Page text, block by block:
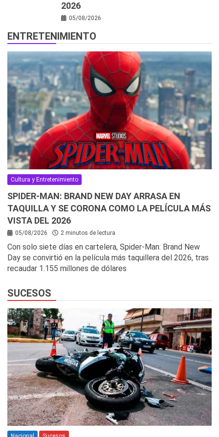
2026
05/08/2026
ENTRETENIMIENTO
Cultura y Entretenimiento
SPIDER-MAN: BRAND NEW DAY ARRASA EN
TAQUILLA Y SE CORONA COMO LA PELÍCULA MÁS
VISTA DEL 2026
05/08/2026 2 minutos de lectura
Con solo siete días en cartelera, Spider-Man: Brand New
Day se convirtió en la película más taquillera del 2026, tras
recaudar 1.155 millones de dólares
SUCESOS